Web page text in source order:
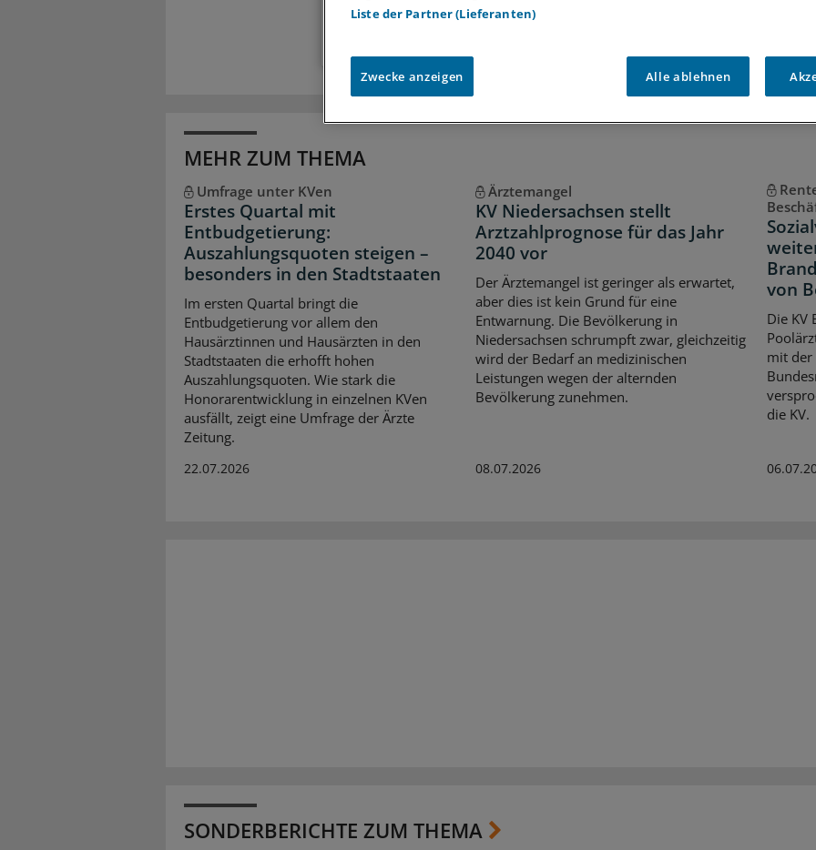
MEHR ZUM THEMA
Umfrage unter KVen
Erstes Quartal mit
Entbudgetierung:
Auszahlungsquoten steigen –
besonders in den Stadtstaaten
Im ersten Quartal bringt die
Entbudgetierung vor allem den
Hausärztinnen und Hausärzten in den
Stadtstaaten die erhofft hohen
Auszahlungsquoten. Wie stark die
Honorarentwicklung in einzelnen KVen
ausfällt, zeigt eine Umfrage der Ärzte
Zeitung.
22.07.2026
Ärztemangel
KV Niedersachsen stellt
Arztzahlprognose für das Jahr
2040 vor
Der Ärztemangel ist geringer als erwartet,
aber dies ist kein Grund für eine
Entwarnung. Die Bevölkerung in
Niedersachsen schrumpft zwar, gleichzeitig
wird der Bedarf an medizinischen
Leistungen wegen der alternden
Bevölkerung zunehmen.
08.07.2026
von
Die KV
mit der
die KV.
SONDERBERICHTE ZUM THEMA
Liste der Partner (Lieferanten)
Zwecke anzeigen Alle ablehnen